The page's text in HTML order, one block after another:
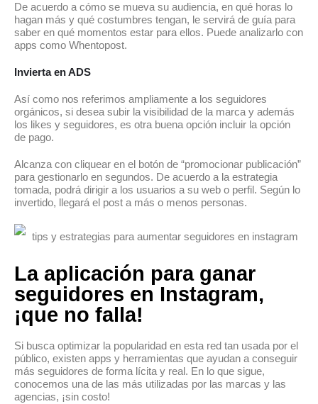
De acuerdo a cómo se mueva su audiencia, en qué horas lo
hagan más y qué costumbres tengan, le servirá de guía para
saber en qué momentos estar para ellos. Puede analizarlo con
apps como Whentopost.
Invierta en ADS
Así como nos referimos ampliamente a los seguidores
orgánicos, si desea subir la visibilidad de la marca y además
los likes y seguidores, es otra buena opción incluir la opción
de pago.
Alcanza con cliquear en el botón de “promocionar publicación”
para gestionarlo en segundos. De acuerdo a la estrategia
tomada, podrá dirigir a los usuarios a su web o perfil. Según lo
invertido, llegará el post a más o menos personas.
La aplicación para ganar
seguidores en Instagram,
¡que no falla!
Si busca optimizar la popularidad en esta red tan usada por el
público, existen apps y herramientas que ayudan a conseguir
más seguidores de forma lícita y real. En lo que sigue,
conocemos una de las más utilizadas por las marcas y las
agencias, ¡sin costo!